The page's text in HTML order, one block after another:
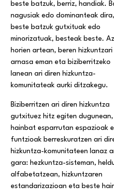
beste batzuk, berriz, handiak.
nagusiak edo dominanteak
beste batzuk gutxituak edo
minorizatuak, besteak beste.
horien artean, beren hizkuntzari
arnasa eman eta biziberritzeko
lanean ari diren hizkuntza-
komunitateak aurki ditzakegu.
Biziberritzen ari diren hizkuntza
gutxituez hitz egiten dugunean,
hainbat esparrutan espazioak
funtzioak berreskuratzen ari
hizkuntza-komunitateen lanaz
gara: hezkuntza-sisteman,
alfabetatzean, hizkuntzaren
estandarizazioan eta beste